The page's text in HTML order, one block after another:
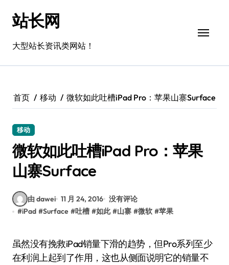
站长网
大型站长资讯类网站！
首页 移动 微软如此吐槽iPad Pro：苹果山寨Surface
移动
微软如此吐槽iPad Pro：苹果
山寨Surface
由 dawei 11 月 24, 2016 没有评论
#iPad #Surface #吐槽 #如此 #山寨 #微软 #苹果
虽然没有挽救iPad销量下滑的趋势，但Pro系列至少
在利润上起到了作用，这也从侧面说明它的销量不